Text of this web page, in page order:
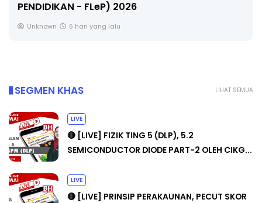
🔴 [LIVE] MATEMATIK SR, WANG TAHUN 6 OLEH
CIKGU ANITA #ALLINONE #141 #...
LIHAT SEMUA
SEGMEN KHAS
LIVE
🔴 [LIVE] FIZIK TING 5 (DLP), 5.2
SEMICONDUCTOR DIODE PART-2 OLEH CIKG...
LIVE
🔴 [LIVE] PRINSIP PERAKAUNAN, PECUT SKOR